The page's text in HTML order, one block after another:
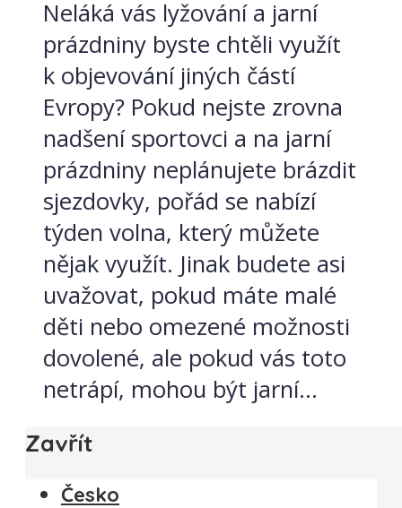
Neláká vás lyžování a jarní
prázdniny byste chtěli využít
k objevování jiných částí
Evropy? Pokud nejste zrovna
nadšení sportovci a na jarní
prázdniny neplánujete brázdit
sjezdovky, pořád se nabízí
týden volna, který můžete
nějak využít. Jinak budete asi
uvažovat, pokud máte malé
děti nebo omezené možnosti
dovolené, ale pokud vás toto
netrápí, mohou být jarní...
Zavřít
Česko